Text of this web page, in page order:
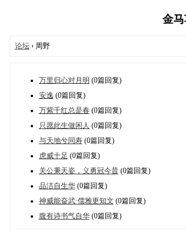
金
论坛› 周野
万里归心对月明 (0篇回复)
安逸 (0篇回复)
万紫千红总是春(0篇回复)
只愿此生做闲人 (0篇回复)
与天地兮同寿(0篇回复)
虎威十足 (0篇回复)
关公秉天姿，义勇冠今昔(0篇回复)
品洁自生华(0篇回复)
神威能奋武·儒雅更知文 (0篇回复)
腹有诗书气自华(0篇回复)